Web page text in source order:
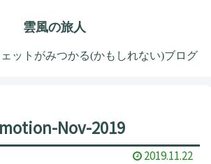
雲風の旅人
ットがみつかる(かもしれない)ブログ
Nov-2019
2019.11.22